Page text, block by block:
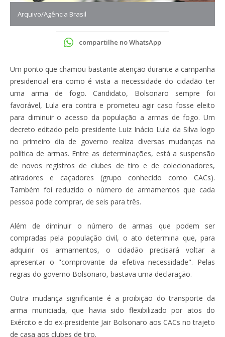
Arquivo/Agência Brasil
compartilhe no WhatsApp
Um ponto que chamou bastante atenção durante a campanha
presidencial era como é vista a necessidade do cidadão ter
uma arma de fogo. Candidato, Bolsonaro sempre foi
favorável, Lula era contra e prometeu agir caso fosse eleito
para diminuir o acesso da população a armas de fogo. Um
decreto editado pelo presidente Luiz Inácio Lula da Silva logo
no primeiro dia de governo realiza diversas mudanças na
política de armas. Entre as determinações, está a suspensão
de novos registros de clubes de tiro e de colecionadores,
atiradores e caçadores (grupo conhecido como CACs).
Também foi reduzido o número de armamentos que cada
pessoa pode comprar, de seis para três.
Além de diminuir o número de armas que podem ser
compradas pela população civil, o ato determina que, para
adquirir os armamentos, o cidadão precisará voltar a
apresentar o "comprovante da efetiva necessidade". Pelas
regras do governo Bolsonaro, bastava uma declaração.
Outra mudança significante é a proibição do transporte da
arma municiada, que havia sido flexibilizado por atos do
Exército e do ex-presidente Jair Bolsonaro aos CACs no trajeto
de casa aos clubes de tiro.